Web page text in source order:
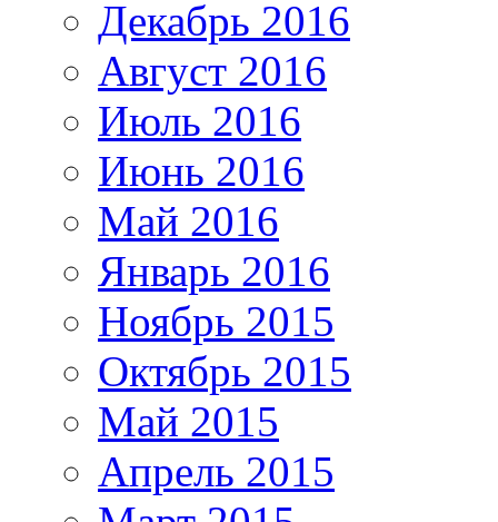
Декабрь 2016
Август 2016
Июль 2016
Июнь 2016
Май 2016
Январь 2016
Ноябрь 2015
Октябрь 2015
Май 2015
Апрель 2015